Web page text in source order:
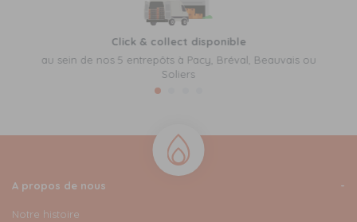
Click & collect disponible
au sein de nos 5 entrepôts à Pacy, Bréval, Beauvais ou
Soliers
A propos de nous
Notre histoire